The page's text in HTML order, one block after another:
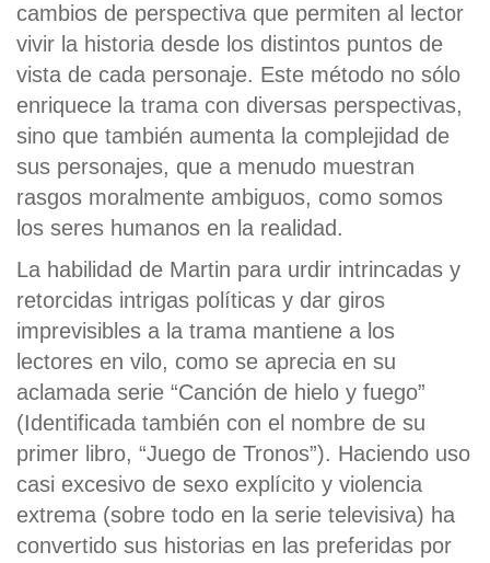
cambios de perspectiva que permiten al lector
vivir la historia desde los distintos puntos de
vista de cada personaje. Este método no sólo
enriquece la trama con diversas perspectivas,
sino que también aumenta la complejidad de
sus personajes, que a menudo muestran
rasgos moralmente ambiguos, como somos
los seres humanos en la realidad.
La habilidad de Martin para urdir intrincadas y
retorcidas intrigas políticas y dar giros
imprevisibles a la trama mantiene a los
lectores en vilo, como se aprecia en su
aclamada serie “Canción de hielo y fuego”
(Identificada también con el nombre de su
primer libro, “Juego de Tronos”). Haciendo uso
casi excesivo de sexo explícito y violencia
extrema (sobre todo en la serie televisiva) ha
convertido sus historias en las preferidas por